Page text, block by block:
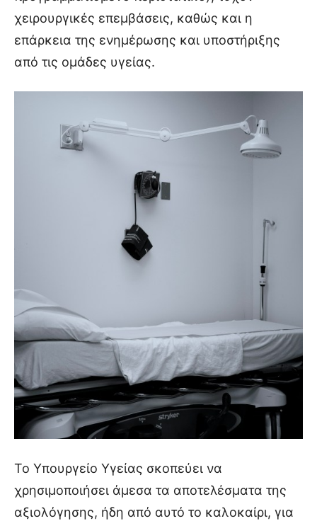
χειρουργικές επεμβάσεις, καθώς και η
επάρκεια της ενημέρωσης και υποστήριξης
από τις ομάδες υγείας.
Το Υπουργείο Υγείας σκοπεύει να
χρησιμοποιήσει άμεσα τα αποτελέσματα της
αξιολόγησης, ήδη από αυτό το καλοκαίρι, για